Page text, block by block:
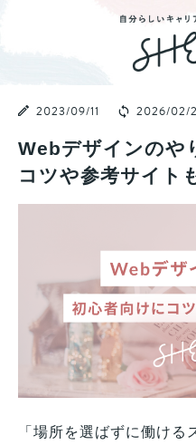
2023/09/11 2026/02/
Webデザインのや
コツや参考サイト
「場所を選ばずに働ける